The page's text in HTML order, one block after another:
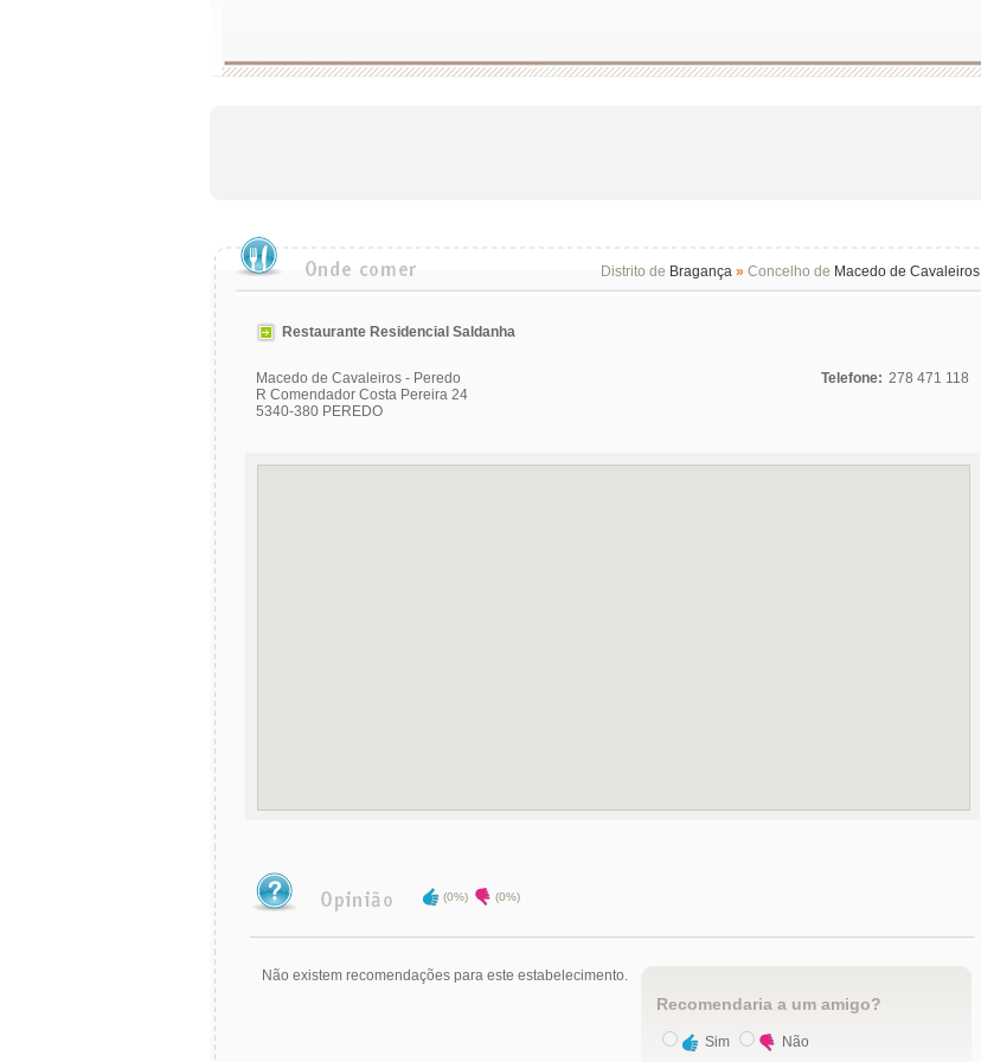
Distrito de Bragança » Concelho de Macedo de Cavaleiros
Restaurante Residencial Saldanha
Macedo de Cavaleiros - Peredo
R Comendador Costa Pereira 24
5340-380 PEREDO
Telefone: 278 471 118
(0%) (0%)
Não existem recomendações para este estabelecimento.
Recomendaria a um amigo?
Sim Não